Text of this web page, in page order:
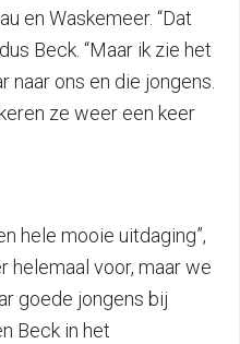
en Waskemeer. “Dat
Beck. “Maar ik zie het
naar ons en die jongens.
ze weer een keer
hele mooie uitdaging”,
helemaal voor, maar we
goede jongens bij
Beck in het